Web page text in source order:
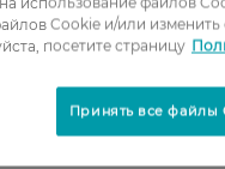
Cookie и/или
посетите страницу
Принять все файлы